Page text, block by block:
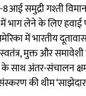
समुद्री गश्ती
भाग लेने के लिए हवाई
में भारतीय
मुक्त और समावेशी
साथ अंतर-संचालन
की थीम